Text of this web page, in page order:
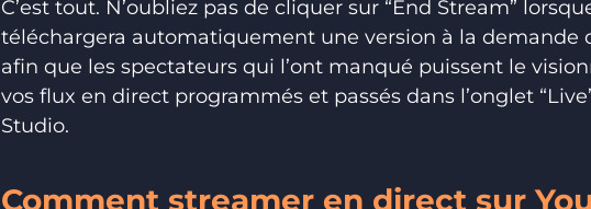
C’est tout. N’oubliez pas de cliquer sur “End Stream”
téléchargera automatiquement une version à la demande
afin que les spectateurs qui l’ont manqué puissent le
vos flux en direct programmés et passés dans l’onglet
Studio.
Comment streamer en direct sur